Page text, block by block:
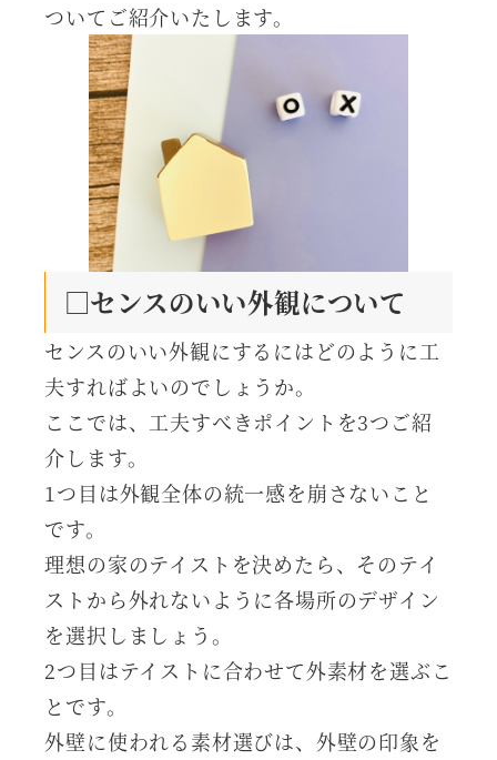
ついてご紹介いたします。
□センスのいい外観について
センスのいい外観にするにはどのように工
夫すればよいのでしょうか。
ここでは、工夫すべきポイントを3つご紹
介します。
1つ目は外観全体の統一感を崩さないこと
です。
理想の家のテイストを決めたら、そのテイ
ストから外れないように各場所のデザイン
を選択しましょう。
2つ目はテイストに合わせて外素材を選ぶこ
とです。
外壁に使われる素材選びは、外壁の印象を